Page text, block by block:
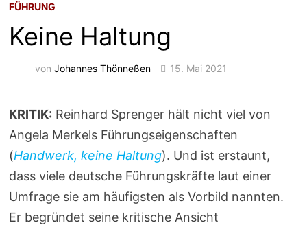
FÜHRUNG
Keine Haltung
vonJohannes Thönneßen 15. Mai 2021
KRITIK: Reinhard Sprenger hält nicht viel von
Angela Merkels Führungseigenschaften
(Handwerk, keine Haltung). Und ist erstaunt,
dass viele deutsche Führungskräfte laut einer
Umfrage sie am häufigsten als Vorbild nannten.
Er begründet seine kritische Ansicht